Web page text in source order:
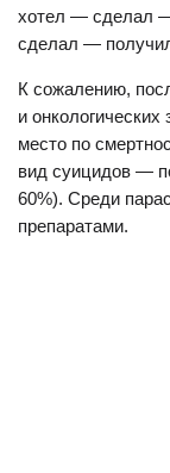
хотел — сделал
сделал —
К сожалению,
и
место по
вид суицидов —
60%). Среди
препаратами.